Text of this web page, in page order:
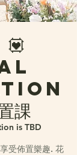
課
is TBD
受佈置樂趣. 花